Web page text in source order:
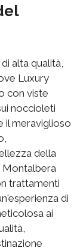
alta qualità,
Luxury
con viste
noccioleti
il meraviglioso
della
Montalbera
trattamenti
di
ai